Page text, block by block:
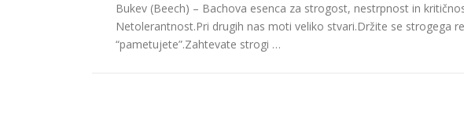
Bukev (Beech) – Bachova esenca za strogost, nestrpnost in
Netolerantnost.Pri drugih nas moti veliko stvari.Držite se strogega
“pametujete”.Zahtevate strogi …